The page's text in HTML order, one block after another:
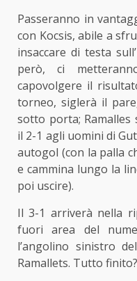
Passeranno in
con Kocsis, abile a
insaccare di testa
però, ci
capovolgere il
torneo, siglerà il
sotto porta;
il 2-1 agli uomini di
autogol (con la palla
e cammina lungo la
poi uscire).
Il 3-1 arriverà nella
fuori area del
l’angolino sinistro
Ramallets. Tutto